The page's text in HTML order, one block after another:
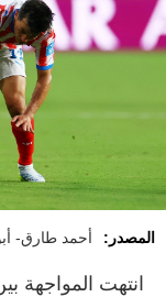
المصدر: أحمد طارق-
انتهت المواجهة